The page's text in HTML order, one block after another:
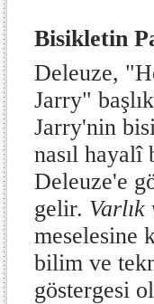
Bisikletin
Deleuze,
Jarry"
Jarry'nin
nasıl hayalî
Deleuze'e
gelir. Varlık
meselesine
bilim ve
göstergesi